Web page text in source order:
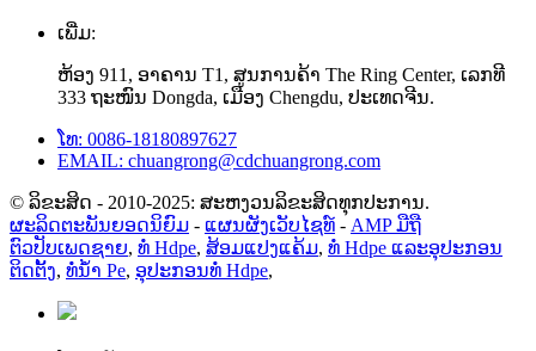
ເພີ່ມ:
ຫ້ອງ 911, ອາຄານ T1, ສູນການຄ້າ The Ring Center, ເລກທີ
333 ຖະໜົນ Dongda, ເມືອງ Chengdu, ປະເທດຈີນ.
ໂທ: 0086-18180897627
EMAIL: chuangrong@cdchuangrong.com
© ລິຂະສິດ - 2010-2025: ສະຫງວນລິຂະສິດທຸກປະການ.
ຜະລິດຕະພັນຍອດນິຍົມ - ແຜນຜັງເວັບໄຊທ໌ - AMP ມືຖື
ຕົວປັບເພດຊາຍ, ທໍ່ Hdpe, ສ້ອມແປງແຄ້ມ, ທໍ່ Hdpe ແລະອຸປະກອນ
ຕິດຕັ້ງ, ທໍ່ນໍ້າ Pe, ອຸປະກອນທໍ່ Hdpe,